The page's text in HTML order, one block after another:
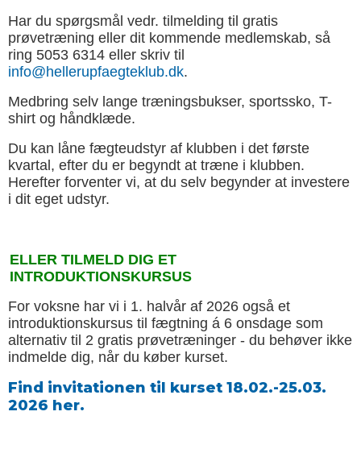
Har du spørgsmål vedr. tilmelding til gratis
prøvetræning eller dit kommende medlemskab, så
ring 5053 6314 eller skriv til
info@hellerupfaegteklub.dk.
Medbring selv lange træningsbukser, sportssko, T-
shirt og håndklæde.
Du kan låne fægteudstyr af klubben i det første
kvartal, efter du er begyndt at træne i klubben.
Herefter forventer vi, at du selv begynder at investere
i dit eget udstyr.
ELLER TILMELD DIG ET
INTRODUKTIONSKURSUS
For voksne har vi i 1. halvår af 2026 også et
introduktionskursus til fægtning á 6 onsdage som
alternativ til 2 gratis prøvetræninger - du behøver ikke
indmelde dig, når du køber kurset.
Find invitationen til kurset 18.02.-25.03.
2026 her.